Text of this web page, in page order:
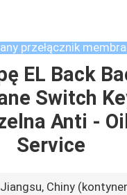
przełącznik
EL Back
Switch
Anti -
Service
Jiangsu, Chiny